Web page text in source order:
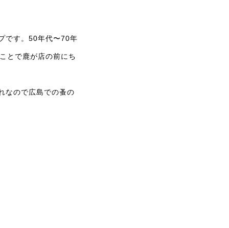
です。50年代〜70年
とで鹿が店の前にち
なので広島での蚤の